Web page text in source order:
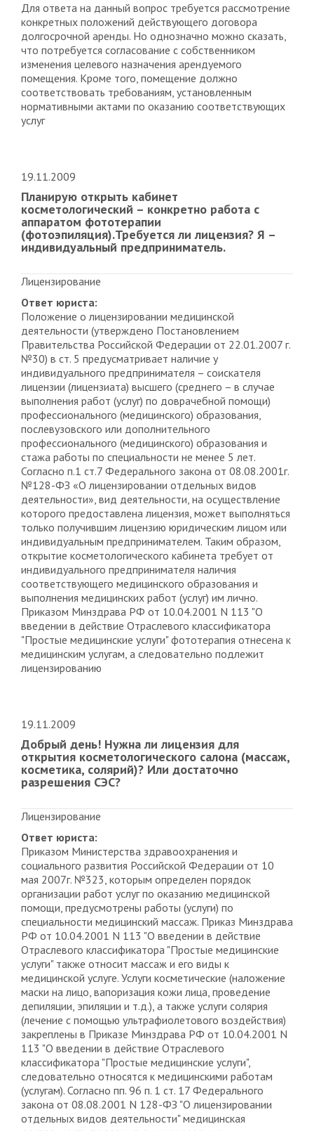
Для ответа на данный вопрос требуется рассмотрение
конкретных положений действующего договора
долгосрочной аренды. Но однозначно можно сказать,
что потребуется согласование с собственником
изменения целевого назначения арендуемого
помещения. Кроме того, помещение должно
соответствовать требованиям, установленным
нормативными актами по оказанию соответствующих
услуг
19.11.2009
Планирую открыть кабинет
косметологический – конкретно работа с
аппаратом фототерапии
(фотоэпиляция).Требуется ли лицензия? Я –
индивидуальный предприниматель.
Лицензирование
Ответ юриста:
Положение о лицензировании медицинской
деятельности (утверждено Постановлением
Правительства Российской Федерации от 22.01.2007 г.
№30) в ст. 5 предусматривает наличие у
индивидуального предпринимателя – соискателя
лицензии (лицензиата) высшего (среднего – в случае
выполнения работ (услуг) по доврачебной помощи)
профессионального (медицинского) образования,
послевузовского или дополнительного
профессионального (медицинского) образования и
стажа работы по специальности не менее 5 лет.
Согласно п.1 ст.7 Федерального закона от 08.08.2001г.
№128-ФЗ «О лицензировании отдельных видов
деятельности», вид деятельности, на осуществление
которого предоставлена лицензия, может выполняться
только получившим лицензию юридическим лицом или
индивидуальным предпринимателем. Таким образом,
открытие косметологического кабинета требует от
индивидуального предпринимателя наличия
соответствующего медицинского образования и
выполнения медицинских работ (услуг) им лично.
Приказом Минздрава РФ от 10.04.2001 N 113 "О
введении в действие Отраслевого классификатора
"Простые медицинские услуги" фототерапия отнесена к
медицинским услугам, а следовательно подлежит
лицензированию
19.11.2009
Добрый день! Нужна ли лицензия для
открытия косметологического салона (массаж,
косметика, солярий)? Или достаточно
разрешения СЭС?
Лицензирование
Ответ юриста:
Приказом Министерства здравоохранения и
социального развития Российской Федерации от 10
мая 2007г. №323, которым определен порядок
организации работ услуг по оказанию медицинской
помощи, предусмотрены работы (услуги) по
специальности медицинский массаж. Приказ Минздрава
РФ от 10.04.2001 N 113 "О введении в действие
Отраслевого классификатора "Простые медицинские
услуги" также относит массаж и его виды к
медицинской услуге. Услуги косметические (наложение
маски на лицо, вапоризация кожи лица, проведение
депиляции, эпиляции и т.д.), а также услуги солярия
(лечение с помощью ультрафиолетового воздействия)
закреплены в Приказе Минздрава РФ от 10.04.2001 N
113 "О введении в действие Отраслевого
классификатора "Простые медицинские услуги",
следовательно относятся к медицинскими работам
(услугам). Согласно пп. 96 п. 1 ст. 17 Федерального
закона от 08.08.2001 N 128-ФЗ "О лицензировании
отдельных видов деятельности" медицинская